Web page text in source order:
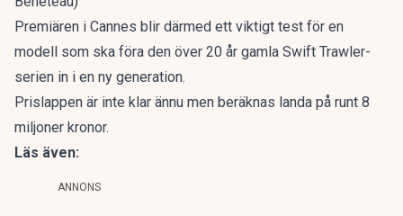
Premiären i Cannes blir därmed ett viktigt test för en
modell som ska föra den över 20 år gamla Swift Trawler-
serien in i en ny generation.
Prislappen är inte klar ännu men beräknas landa på runt 8
miljoner kronor.
Läs även:
ANNONS